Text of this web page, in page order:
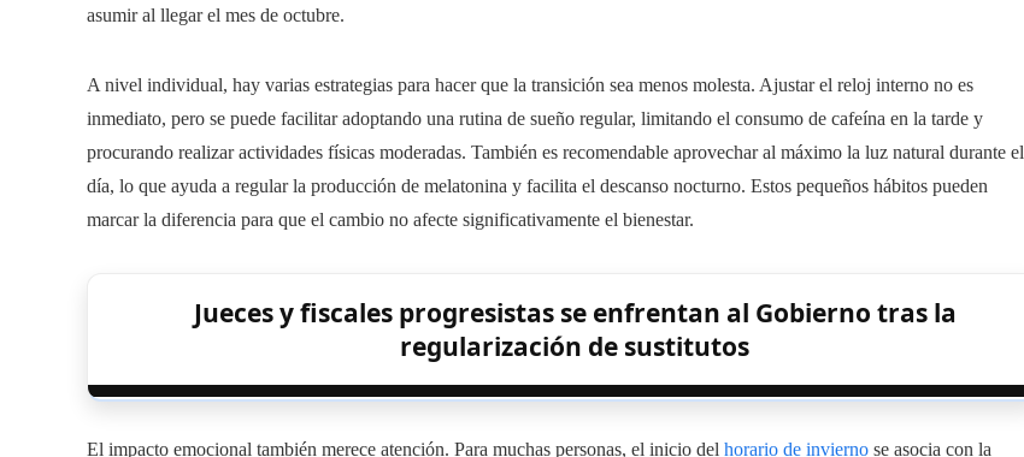
asumir al llegar el mes de octubre.
A nivel individual, hay varias estrategias para hacer que la transición sea menos molesta. Ajustar el reloj interno no es
inmediato, pero se puede facilitar adoptando una rutina de sueño regular, limitando el consumo de cafeína en la tarde y
procurando realizar actividades físicas moderadas. También es recomendable aprovechar al máximo la luz natural durante el
día, lo que ayuda a regular la producción de melatonina y facilita el descanso nocturno. Estos pequeños hábitos pueden
marcar la diferencia para que el cambio no afecte significativamente el bienestar.
Jueces y fiscales progresistas se enfrentan al Gobierno tras la
regularización de sustitutos
El impacto emocional también merece atención. Para muchas personas, el inicio del horario de invierno se asocia con la